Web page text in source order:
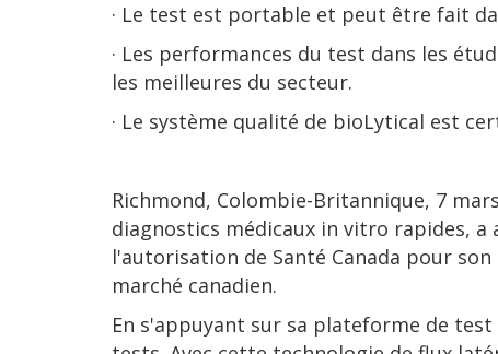
· Le test est portable et peut être fait
· Les performances du test dans les
les meilleures du secteur.
· Le système qualité de bioLytical est
Richmond, Colombie-Britannique, 7
diagnostics médicaux in vitro rapides,
l'autorisation de Santé Canada pour
marché canadien.
En s'appuyant sur sa plateforme de